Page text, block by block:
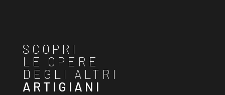
SCOPRI
LE OPERE
DEGLI ALTRI
ARTIGIANI